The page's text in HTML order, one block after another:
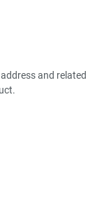
and related